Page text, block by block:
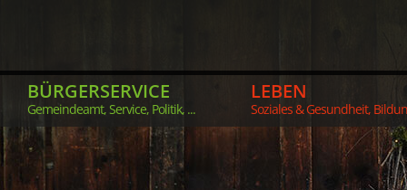
BÜRGERSERVICE
Gemeindeamt, Service, Politik, ...
LEBEN
Soziales & Gesundheit,